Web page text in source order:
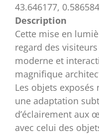
43.646177, 0.586584
Description
Cette mise en
regard des
moderne et
magnifique
Les objets exposés
une adaptation
d’éclairement aux
avec celui des